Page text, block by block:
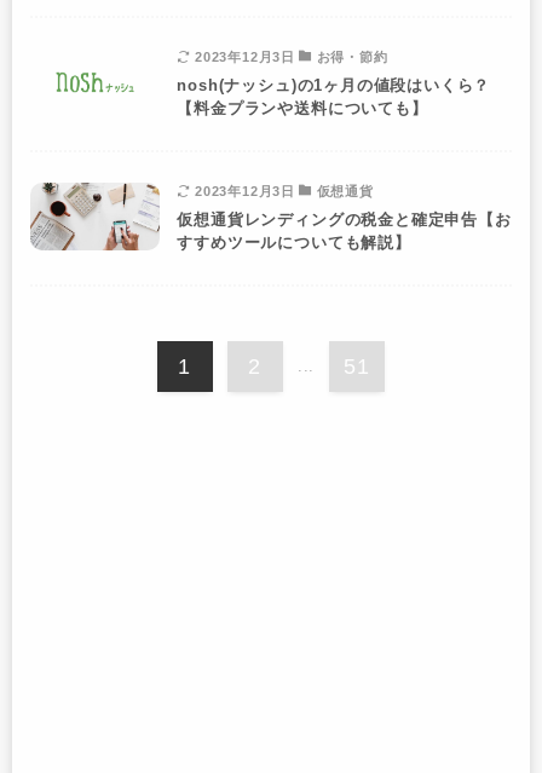
2023年12月3日 お得・節約
nosh(ナッシュ)の1ヶ月の値段はいくら？
【料金プランや送料についても】
2023年12月3日 仮想通貨
仮想通貨レンディングの税金と確定申告【お
すすめツールについても解説】
1 2 ... 51